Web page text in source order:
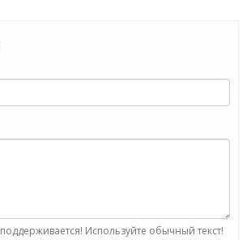
Используйте обычный текст!